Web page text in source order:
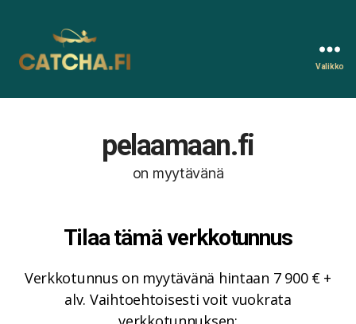
Valikko
pelaamaan.fi
on myytävänä
Tilaa tämä verkkotunnus
Verkkotunnus on myytävänä hintaan 7 900 € +
alv. Vaihtoehtoisesti voit vuokrata